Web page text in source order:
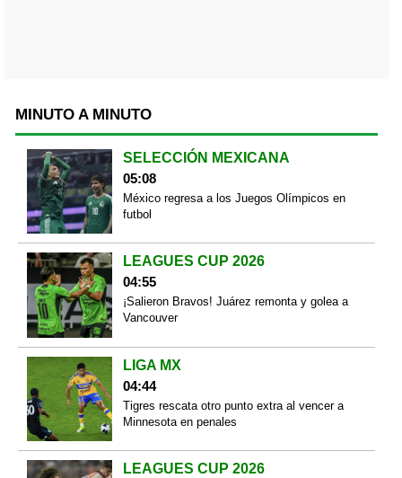
MINUTO A MINUTO
SELECCIÓN MEXICANA
05:08
México regresa a los Juegos Olímpicos en
futbol
LEAGUES CUP 2026
04:55
¡Salieron Bravos! Juárez remonta y golea a
Vancouver
LIGA MX
04:44
Tigres rescata otro punto extra al vencer a
Minnesota en penales
LEAGUES CUP 2026